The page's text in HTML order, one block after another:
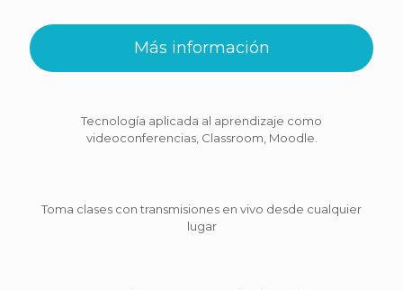
Más información
Tecnología aplicada al aprendizaje como
videoconferencias, Classroom, Moodle.
Toma clases con transmisiones en vivo desde cualquier
lugar